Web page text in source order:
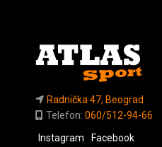
Radnička 47, Beograd
Telefon: 060/512-94-66
Instagram
Facebook